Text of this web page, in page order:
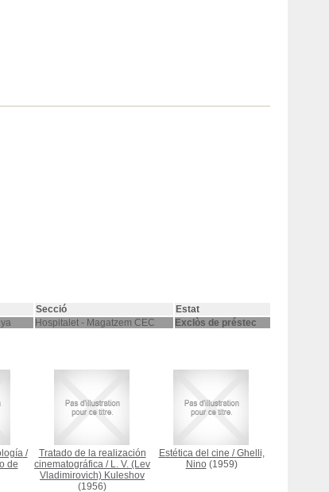
Secció
Estat
Hospitalet - Magatzem CEC Exclòs de préstec
/
de
Tratado de la realización
cinematográfica / L. V. (Lev
Vladimirovich) Kuleshov
(1956)
Estética del cine /Ghelli,
Nino(1959)